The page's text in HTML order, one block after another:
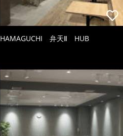
HAMAGUCHI 弁天Ⅱ HUB